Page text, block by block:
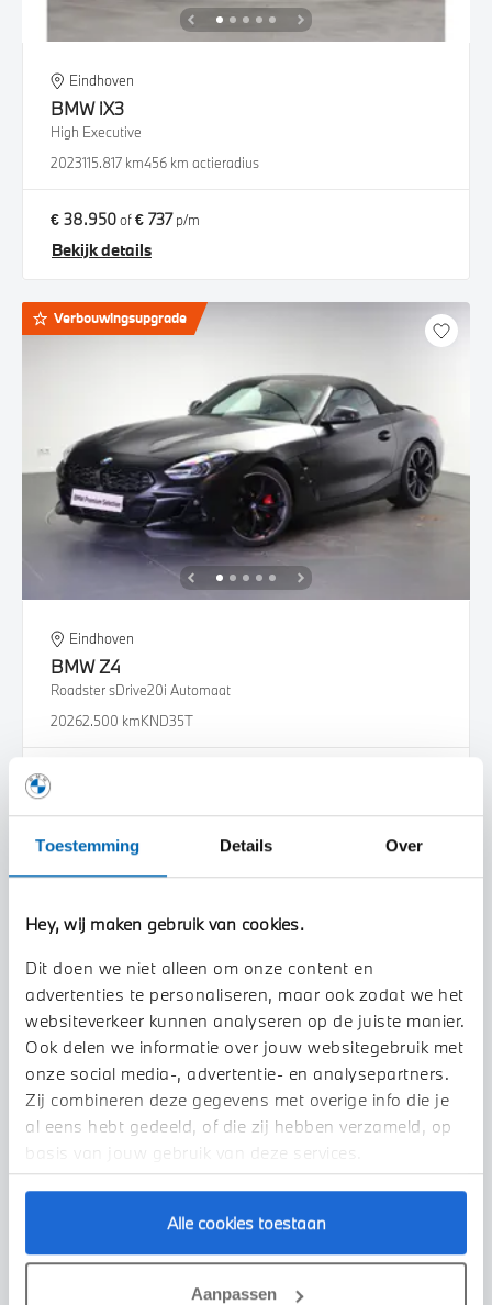
Toestemming Details Over
Hey, wij maken gebruik van cookies.
Dit doen we niet alleen om onze content en
advertenties te personaliseren, maar ook zodat we het
websiteverkeer kunnen analyseren op de juiste manier.
Ook delen we informatie over jouw websitegebruik met
onze social media-, advertentie- en analysepartners.
Zij combineren deze gegevens met overige info die je
al eens hebt gedeeld, of die zij hebben verzameld, op
basis van jouw gebruik van deze services.
Alle cookies toestaan
Aanpassen
Eindhoven
BMW iX3
High Executive
2023115.817 km456 km actieradius
€ 38.950of€ 737p/m
Bekijk details
Verbouwingsupgrade
Eindhoven
BMWZ4
Roadster sDrive20i Automaat
20262.500 kmKND35T
Venlo